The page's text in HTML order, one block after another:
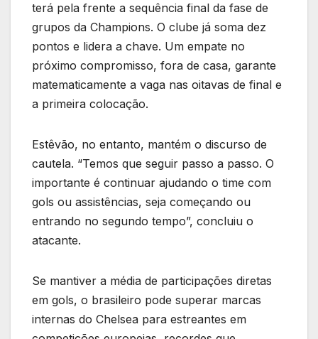
terá pela frente a sequência final da fase de
grupos da Champions. O clube já soma dez
pontos e lidera a chave. Um empate no
próximo compromisso, fora de casa, garante
matematicamente a vaga nas oitavas de final e
a primeira colocação.
Estêvão, no entanto, mantém o discurso de
cautela. “Temos que seguir passo a passo. O
importante é continuar ajudando o time com
gols ou assistências, seja começando ou
entrando no segundo tempo”, concluiu o
atacante.
Se mantiver a média de participações diretas
em gols, o brasileiro pode superar marcas
internas do Chelsea para estreantes em